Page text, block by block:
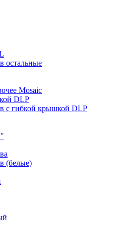
остальные
Mosaic
DLP
с гибкой крышкой DLP
(белые)